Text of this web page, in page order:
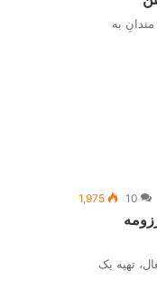
به
10
1,975
تهیه یک